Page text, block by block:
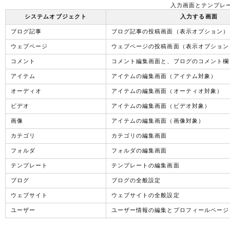
入力画面とテンプレ
システムオブジェクト
入力する画面
ブログ記事 ブログ記事の投稿画面（表示オプション）
ウェブページ ウェブページの投稿画面（表示オプション
コメント コメント編集画面と、ブログのコメント欄
アイテム アイテムの編集画面（アイテム対象）
オーディオ アイテムの編集画面（オーティオ対象）
ビデオ アイテムの編集画面（ビデオ対象）
画像 アイテムの編集画面（画像対象）
カテゴリ カテゴリの編集画面
フォルダ フォルダの編集画面
テンプレート テンプレートの編集画面
ブログ ブログの全般設定
ウェブサイト ウェブサイトの全般設定
ユーザー ユーザー情報の編集とプロフィールページ